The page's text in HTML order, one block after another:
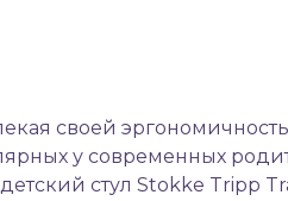
своей
у современных
стул Stokke